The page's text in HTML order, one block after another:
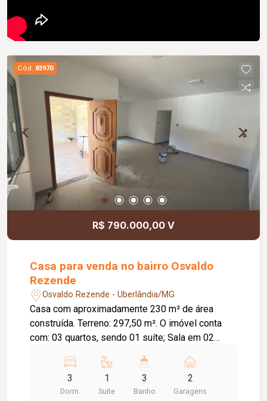
Cód. 83970
R$ 790.000,00 V
Casa para venda no bairro Osvaldo
Rezende
Osvaldo Rezende - Uberlândia/MG
Casa com aproximadamente 230 m² de área
construída. Terreno: 297,50 m². O imóvel conta
com: 03 quartos, sendo 01 suíte; Sala em 02
social; Cozinha com mesa fixa em mármore;
Varanda; Lavanderia; Escritório; Edícula;
Diferenciais: Toda murada; Portões eletrônicos;
3
Dorm.
1
Suite
3
Banho
2
Garagens